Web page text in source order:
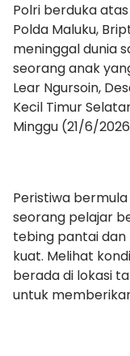
Polri berduka
Polda Maluku,
meninggal dunia
seorang anak
Lear Ngursoin,
Kecil Timur
Minggu (21/6/
Peristiwa
seorang pelajar
tebing pantai
kuat. Melihat
berada di lokasi
untuk